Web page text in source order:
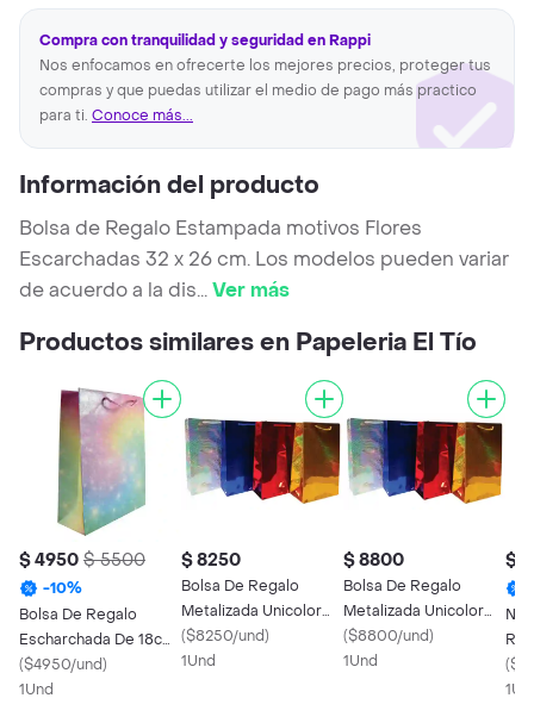
Compra con tranquilidad y seguridad en Rappi
Nos enfocamos en ofrecerte los mejores precios, proteger tus
compras y que puedas utilizar el medio de pago más practico
para ti. Conoce más...
Información del producto
Bolsa de Regalo Estampada motivos Flores
Escarchadas 32 x 26 cm. Los modelos pueden variar
de acuerdo a la dis...Ver más
Productos similares en Papeleria El Tío
$ 4950 $ 5500
-10%
Bolsa De Regalo
Escharchada De 18cm
X 24 Cm
($4950/und)
1Und
$ 8250
Bolsa De Regalo
Metalizada Unicolor
Grande 30 X 25 Ref.
045e
($8250/und)
1Und
$ 8800
Bolsa De Regalo
Metalizada Unicolor
Grande 35 X 30 Cm
Ref. 045f
($8800/und)
1Und
$
(